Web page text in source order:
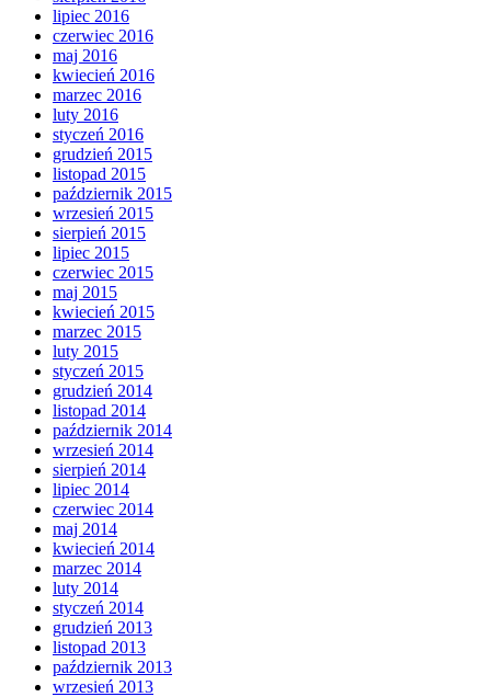
lipiec 2016
czerwiec 2016
maj 2016
kwiecień 2016
marzec 2016
luty 2016
styczeń 2016
grudzień 2015
listopad 2015
październik 2015
wrzesień 2015
sierpień 2015
lipiec 2015
czerwiec 2015
maj 2015
kwiecień 2015
marzec 2015
luty 2015
styczeń 2015
grudzień 2014
listopad 2014
październik 2014
wrzesień 2014
sierpień 2014
lipiec 2014
czerwiec 2014
maj 2014
kwiecień 2014
marzec 2014
luty 2014
styczeń 2014
grudzień 2013
listopad 2013
październik 2013
wrzesień 2013